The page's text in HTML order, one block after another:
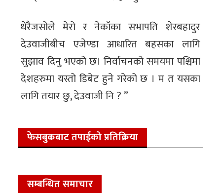
धेरैजसोले मेरो र नेकॉका सभापति शेरबहादुर
देउवाजीबीच एजेण्डा आधारित बहसका लागि
सुझाव दिनु भएको छ। निर्वाचनको समयमा पश्चिमा
देशहरुमा यस्तो डिबेट हुने गरेको छ । म त यसका
लागि तयार छु, देउवाजी नि ? ”
फेसबुकबाट तपाईको प्रतिक्रिया
सम्बन्धित समाचार